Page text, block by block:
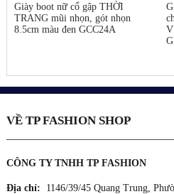
Giày boot nữ cổ gập THỜI
TRANG mũi nhọn, gót nhọn
8.5cm màu đen GCC24A
VỀ TP FASHION SHOP
CÔNG TY TNHH TP FASHION
Địa chỉ: 1146/39/45 Quang Trung,